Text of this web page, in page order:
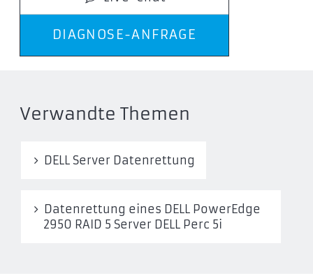
DIAGNOSE-ANFRAGE
Verwandte Themen
DELL Server Datenrettung
Datenrettung eines DELL PowerEdge
2950 RAID 5 Server DELL Perc 5i